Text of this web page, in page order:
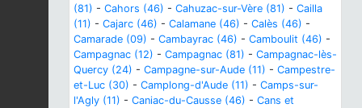
(81) - Cahors (46) - Cahuzac-sur-Vère (81) - Cailla
(11) - Cajarc (46) - Calamane (46) - Calès (46) -
Camarade (09) - Cambayrac (46) - Camboulit (46) -
Campagnac (12) - Campagnac (81) - Campagnac-lès-
Quercy (24) - Campagne-sur-Aude (11) - Campestre-
et-Luc (30) - Camplong-d'Aude (11) - Camps-sur-
l'Agly (11) - Caniac-du-Causse (46) - Cans et